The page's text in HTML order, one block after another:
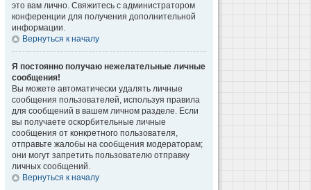
это вам лично. Свяжитесь с администратором
конференции для получения дополнительной
информации.
Вернуться к началу
Я постоянно получаю нежелательные личные
сообщения!
Вы можете автоматически удалять личные
сообщения пользователей, используя правила
для сообщений в вашем личном разделе. Если
вы получаете оскорбительные личные
сообщения от конкретного пользователя,
отправьте жалобы на сообщения модераторам;
они могут запретить пользователю отправку
личных сообщений.
Вернуться к началу